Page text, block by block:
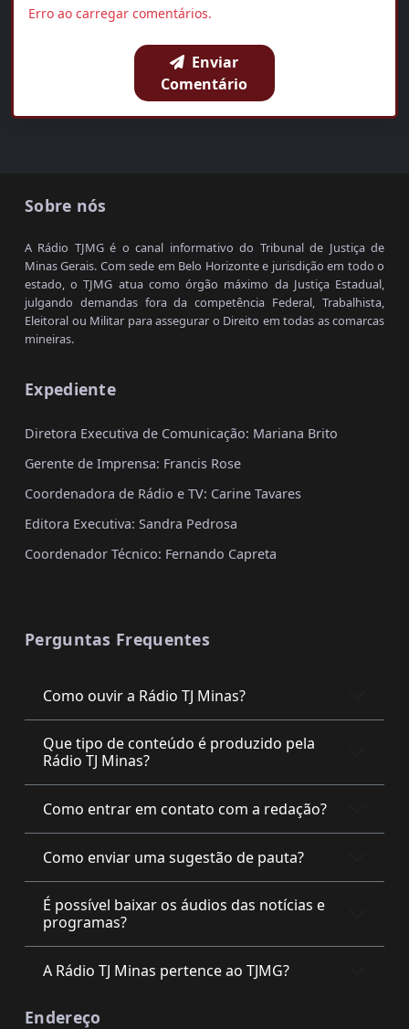
OUVIR AGORA
Erro ao carregar comentários.
Enviar
Comentário
Sobre nós
A Rádio TJMG é o canal informativo do Tribunal de Justiça de
Minas Gerais. Com sede em Belo Horizonte e jurisdição em todo o
estado, o TJMG atua como órgão máximo da Justiça Estadual,
julgando demandas fora da competência Federal, Trabalhista,
Eleitoral ou Militar para assegurar o Direito em todas as comarcas
mineiras.
Expediente
Diretora Executiva de Comunicação: Mariana Brito
Gerente de Imprensa: Francis Rose
Coordenadora de Rádio e TV: Carine Tavares
Editora Executiva: Sandra Pedrosa
Coordenador Técnico: Fernando Capreta
Perguntas Frequentes
Como ouvir a Rádio TJ Minas?
Que tipo de conteúdo é produzido pela
Rádio TJ Minas?
Como entrar em contato com a redação?
Como enviar uma sugestão de pauta?
É possível baixar os áudios das notícias e
programas?
A Rádio TJ Minas pertence ao TJMG?
Endereço